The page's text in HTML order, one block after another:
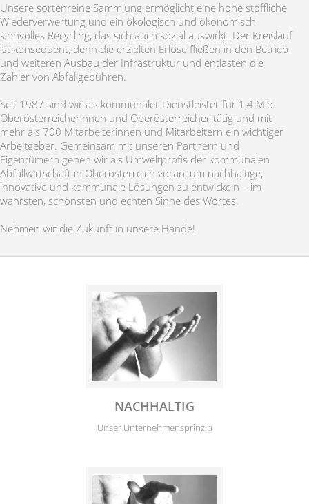
Unsere sortenreine Sammlung ermöglicht eine hohe stoffliche
Wiederverwertung und ein ökologisch und ökonomisch
sinnvolles Recycling, das sich auch sozial auswirkt. Der Kreislauf
ist konsequent, denn die erzielten Erlöse fließen in den Betrieb
und weiteren Ausbau der Infrastruktur und entlasten die
Zahler von Abfallgebühren.
Seit 1987 sind wir als kommunaler Dienstleister für 1,4 Mio.
Oberösterreicherinnen und Oberösterreicher tätig und mit
mehr als 700 Mitarbeiterinnen und Mitarbeitern ein wichtiger
Arbeitgeber. Gemeinsam mit unseren Partnern und
Eigentümern gehen wir als Umweltprofis der kommunalen
Abfallwirtschaft in Oberösterreich voran, um nachhaltige,
innovative und kommunale Lösungen zu entwickeln – im
wahrsten, schönsten und echten Sinne des Wortes.
Nehmen wir die Zukunft in unsere Hände!
NACHHALTIG
Unser Unternehmensprinzip